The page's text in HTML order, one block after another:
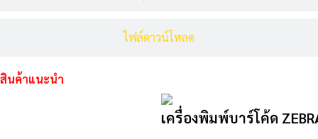
ไฟล์ดาวน์โหลด
สินค้าแนะนำ
เครื่องพิมพ์บาร์โค้ด